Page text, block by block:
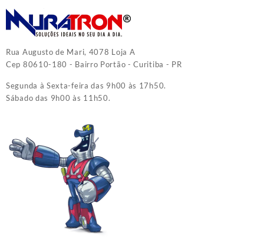
Rua Augusto de Mari, 4078 Loja A
Cep 80610-180 - Bairro Portão - Curitiba - PR
Segunda à Sexta-feira das 9h00 às 17h50.
Sábado das 9h00 às 11h50.